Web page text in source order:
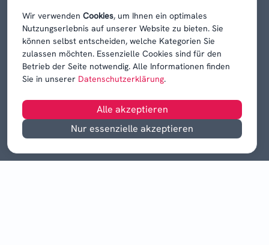
Wir verwenden Cookies, um Ihnen ein optimales
Nutzungserlebnis auf unserer Website zu bieten. Sie
können selbst entscheiden, welche Kategorien Sie
zulassen möchten. Essenzielle Cookies sind für den
Betrieb der Seite notwendig. Alle Informationen finden
Sie in unserer Datenschutzerklärung.
Alle akzeptieren
Nur essenzielle akzeptieren